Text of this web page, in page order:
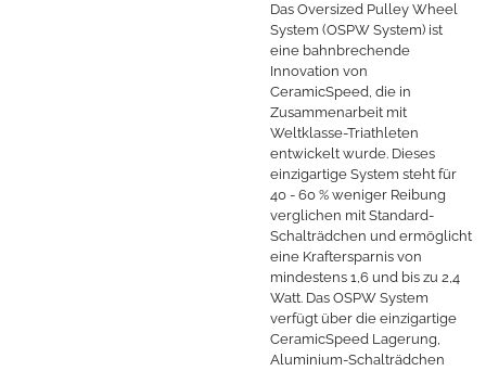
Das Oversized Pulley Wheel
System (OSPW System) ist
eine bahnbrechende
Innovation von
CeramicSpeed, die in
Zusammenarbeit mit
Weltklasse-Triathleten
entwickelt wurde. Dieses
einzigartige System steht für
40 - 60 % weniger Reibung
verglichen mit Standard-
Schalträdchen und ermöglicht
eine Kraftersparnis von
mindestens 1,6 und bis zu 2,4
Watt. Das OSPW System
verfügt über die einzigartige
CeramicSpeed Lagerung,
Aluminium-Schalträdchen